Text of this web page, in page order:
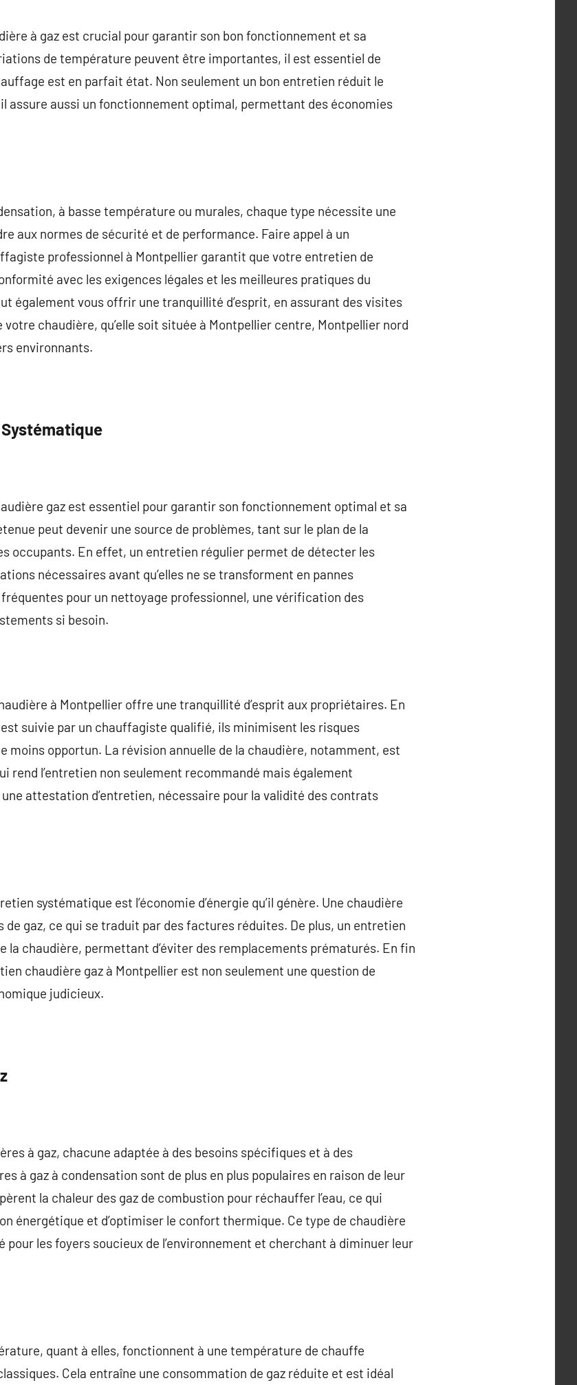
à gaz est crucial pour garantir son bon fonctionnement et sa
de température peuvent être importantes, il est essentiel de
est en parfait état. Non seulement un bon entretien réduit le
assure aussi un fonctionnement optimal, permettant des économies
à basse température ou murales, chaque type nécessite une
aux normes de sécurité et de performance. Faire appel à un
professionnel à Montpellier garantit que votre entretien de
avec les exigences légales et les meilleures pratiques du
également vous offrir une tranquillité d’esprit, en assurant des visites
chaudière, qu’elle soit située à Montpellier centre, Montpellier nord
environnants.
gaz est essentiel pour garantir son fonctionnement optimal et sa
peut devenir une source de problèmes, tant sur le plan de la
occupants. En effet, un entretien régulier permet de détecter les
nécessaires avant qu’elles ne se transforment en pannes
pour un nettoyage professionnel, une vérification des
si besoin.
à Montpellier offre une tranquillité d’esprit aux propriétaires. En
est suivie par un chauffagiste qualifié, ils minimisent les risques
moins opportun. La révision annuelle de la chaudière, notamment, est
rend l’entretien non seulement recommandé mais également
attestation d’entretien, nécessaire pour la validité des contrats
systématique est l’économie d’énergie qu’il génère. Une chaudière
gaz, ce qui se traduit par des factures réduites. De plus, un entretien
la chaudière, permettant d’éviter des remplacements prématurés. En fin
chaudière gaz à Montpellier est non seulement une question de
judicieux.
à gaz, chacune adaptée à des besoins spécifiques et à des
à gaz à condensation sont de plus en plus populaires en raison de leur
la chaleur des gaz de combustion pour réchauffer l’eau, ce qui
énergétique et d’optimiser le confort thermique. Ce type de chaudière
les foyers soucieux de l’environnement et cherchant à diminuer leur
quant à elles, fonctionnent à une température de chauffe
Cela entraîne une consommation de gaz réduite et est idéal